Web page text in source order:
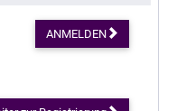
ANMELDEN